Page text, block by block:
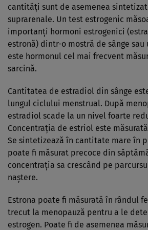
cantităţi sunt de asemenea
suprarenale. Un test estrogenic
importanţi hormoni estrogenici
estronă) dintr-o mostră de sânge
este hormonul cel mai frecvent
sarcină.
Cantitatea de estradiol din sânge
lungul ciclului menstrual. După
estradiol scade la un nivel foarte
Concentraţia de estriol este
Se sintetizează în cantitate mare în
poate fi măsurat precoce din
concentraţia sa crescând pe
naştere.
Estrona poate fi măsurată în rândul
trecut la menopauză pentru a le
estrogen. Poate fi de asemenea